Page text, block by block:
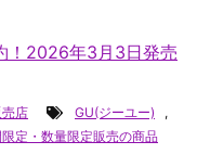
！2026年3月3日発売
店 GU(ジーユー)
,
定・数量限定販売の商品